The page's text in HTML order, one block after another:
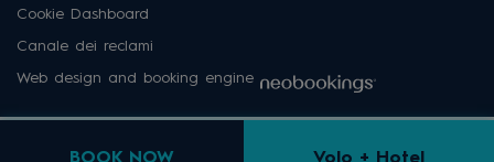
Cookie Dashboard
Canale dei reclami
Web design and booking engine